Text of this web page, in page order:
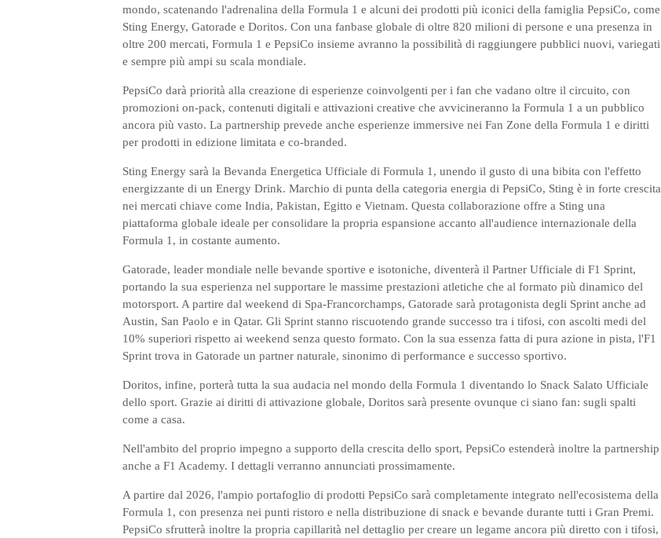
mondo, scatenando l'adrenalina della Formula 1 e alcuni dei prodotti più iconici della famiglia PepsiCo, come
Sting Energy, Gatorade e Doritos. Con una fanbase globale di oltre 820 milioni di persone e una presenza in
oltre 200 mercati, Formula 1 e PepsiCo insieme avranno la possibilità di raggiungere pubblici nuovi, variegati
e sempre più ampi su scala mondiale.
PepsiCo darà priorità alla creazione di esperienze coinvolgenti per i fan che vadano oltre il circuito, con
promozioni on-pack, contenuti digitali e attivazioni creative che avvicineranno la Formula 1 a un pubblico
ancora più vasto. La partnership prevede anche esperienze immersive nei Fan Zone della Formula 1 e diritti
per prodotti in edizione limitata e co-branded.
Sting Energy sarà la Bevanda Energetica Ufficiale di Formula 1, unendo il gusto di una bibita con l'effetto
energizzante di un Energy Drink. Marchio di punta della categoria energia di PepsiCo, Sting è in forte crescita
nei mercati chiave come India, Pakistan, Egitto e Vietnam. Questa collaborazione offre a Sting una
piattaforma globale ideale per consolidare la propria espansione accanto all'audience internazionale della
Formula 1, in costante aumento.
Gatorade, leader mondiale nelle bevande sportive e isotoniche, diventerà il Partner Ufficiale di F1 Sprint,
portando la sua esperienza nel supportare le massime prestazioni atletiche che al formato più dinamico del
motorsport. A partire dal weekend di Spa-Francorchamps, Gatorade sarà protagonista degli Sprint anche ad
Austin, San Paolo e in Qatar. Gli Sprint stanno riscuotendo grande successo tra i tifosi, con ascolti medi del
10% superiori rispetto ai weekend senza questo formato. Con la sua essenza fatta di pura azione in pista, l'F1
Sprint trova in Gatorade un partner naturale, sinonimo di performance e successo sportivo.
Doritos, infine, porterà tutta la sua audacia nel mondo della Formula 1 diventando lo Snack Salato Ufficiale
dello sport. Grazie ai diritti di attivazione globale, Doritos sarà presente ovunque ci siano fan: sugli spalti
come a casa.
Nell'ambito del proprio impegno a supporto della crescita dello sport, PepsiCo estenderà inoltre la partnership
anche a F1 Academy. I dettagli verranno annunciati prossimamente.
A partire dal 2026, l'ampio portafoglio di prodotti PepsiCo sarà completamente integrato nell'ecosistema della
Formula 1, con presenza nei punti ristoro e nella distribuzione di snack e bevande durante tutti i Gran Premi.
PepsiCo sfrutterà inoltre la propria capillarità nel dettaglio per creare un legame ancora più diretto con i tifosi,